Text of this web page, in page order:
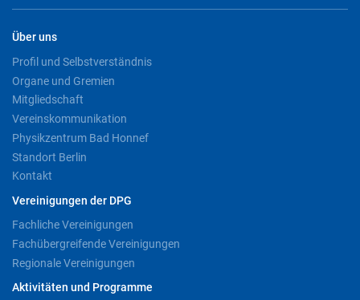
Über uns
Profil und Selbstverständnis
Organe und Gremien
Mitgliedschaft
Vereinskommunikation
Physikzentrum Bad Honnef
Standort Berlin
Kontakt
Vereinigungen der DPG
Fachliche Vereinigungen
Fachübergreifende Vereinigungen
Regionale Vereinigungen
Aktivitäten und Programme